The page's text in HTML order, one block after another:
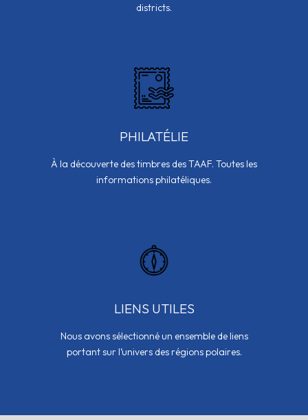
districts.
PHILATÉLIE
À la découverte des timbres des TAAF. Toutes les
informations philatéliques.
LIENS UTILES
Nous avons sélectionné un ensemble de liens
portant sur l’univers des régions polaires.